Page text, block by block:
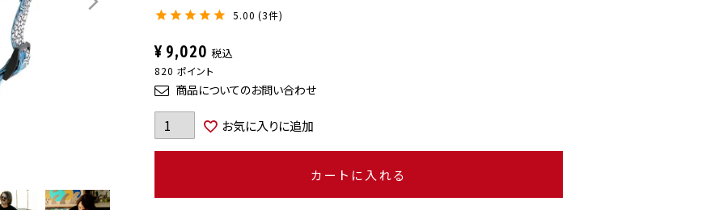
5.00 3
¥ 9,020 税込
820 ポイント
商品についてのお問い合わせ
お気に入りに追加
カートに入れる